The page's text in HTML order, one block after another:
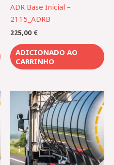
ADR Base Inicial –
2115_ADRB
225,00 €
ADICIONADO AO
CARRINHO